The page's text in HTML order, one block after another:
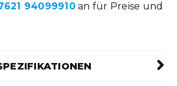
94099910an für Preise und